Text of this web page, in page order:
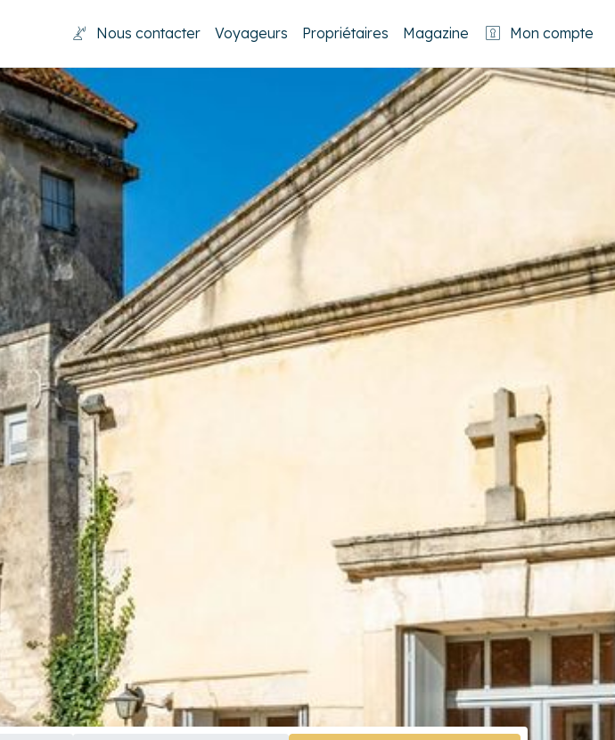
Nous contacter Voyageurs Propriétaires Magazine Mon compte